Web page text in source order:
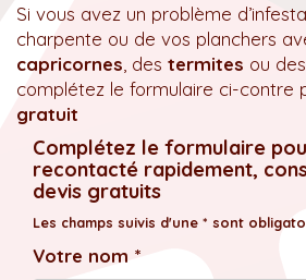
Si vous avez un problème
charpente ou de vos planchers
capricornes , des termites ou des
complétez le formulaire ci-contre
gratuit
Complétez le formulaire
recontacté rapidement,
devis gratuits
Les champs suivis d'une * sont
Votre nom *